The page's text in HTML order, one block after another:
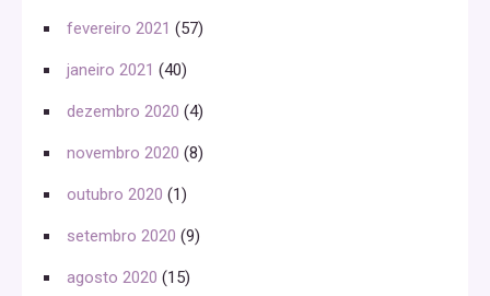
fevereiro 2021 (57)
janeiro 2021 (40)
dezembro 2020 (4)
novembro 2020 (8)
outubro 2020 (1)
setembro 2020 (9)
agosto 2020 (15)